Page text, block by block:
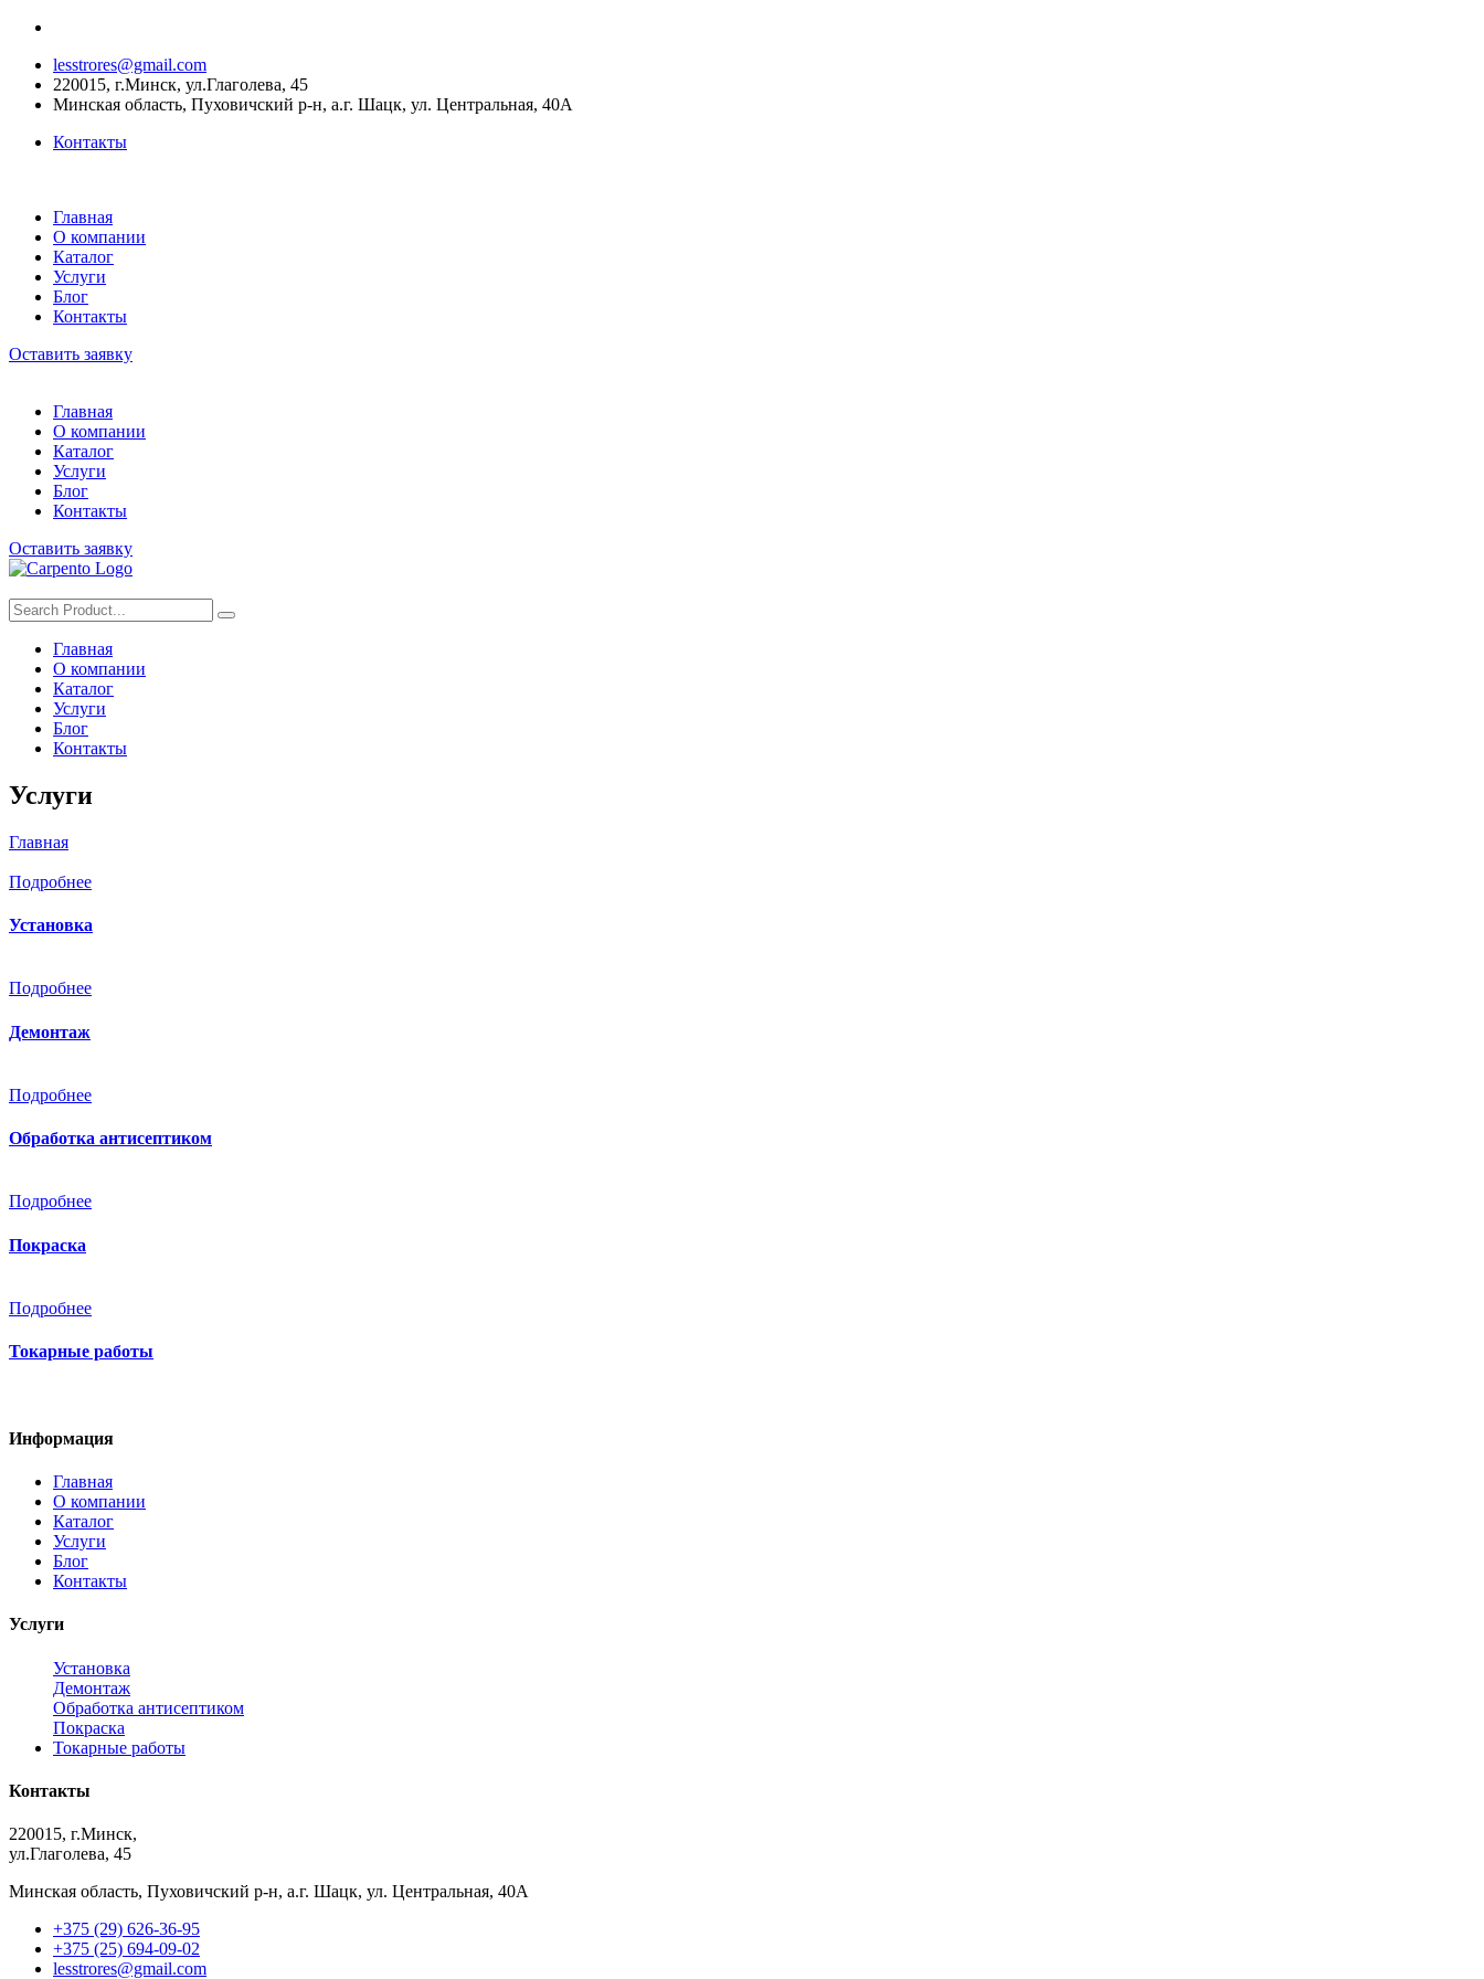
lesstrores@gmail.com
220015, г.Минск, ул.Глаголева, 45
Минская область, Пуховичский р-н, а.г. Шацк, ул. Центральная, 40А
Контакты
Главная
О компании
Каталог
Услуги
Блог
Контакты
Оставить заявку
Главная
О компании
Каталог
Услуги
Блог
Контакты
Оставить заявку
Главная
О компании
Каталог
Услуги
Блог
Контакты
Услуги
Главная
Подробнее
Установка
Подробнее
Демонтаж
Подробнее
Обработка антисептиком
Подробнее
Покраска
Подробнее
Токарные работы
Информация
Главная
О компании
Каталог
Услуги
Блог
Контакты
Услуги
Установка
Демонтаж
Обработка антисептиком
Покраска
Токарные работы
Контакты
220015, г.Минск,
ул.Глаголева, 45
Минская область, Пуховичский р-н, а.г. Шацк, ул. Центральная, 40А
+375 (29) 626-36-95
+375 (25) 694-09-02
lesstrores@gmail.com